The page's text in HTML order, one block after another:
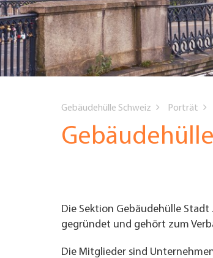
UNTERNEHMEN FINDEN
FACHZEITSCHRIFT
are
Gebäudehülle Schweiz Porträt
Die Sektion Gebäudehülle
gegründet und gehört zum
Die Mitglieder sind